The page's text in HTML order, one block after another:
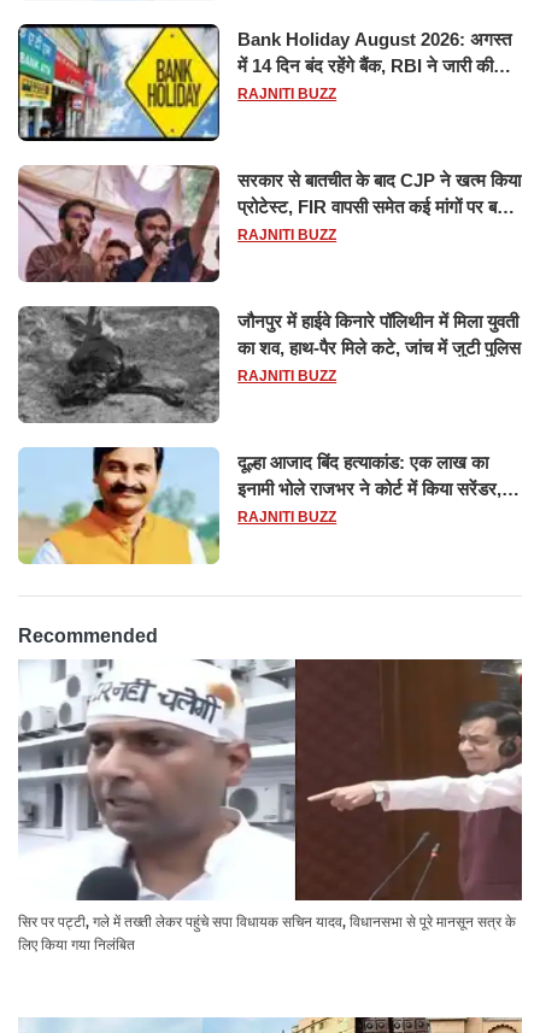
Bank Holiday August 2026: अगस्त
में 14 दिन बंद रहेंगे बैंक, RBI ने जारी की
छुट्टियों की लिस्ट​​​​​​​
RAJNITI BUZZ
सरकार से बातचीत के बाद CJP ने खत्म किया
प्रोटेस्ट, FIR वापसी समेत कई मांगों पर बनी
सहमति
RAJNITI BUZZ
जौनपुर में हाईवे किनारे पॉलिथीन में मिला युवती
का शव, हाथ-पैर मिले कटे, जांच में जुटी पुलिस
RAJNITI BUZZ
दूल्हा आजाद बिंद हत्याकांड: एक लाख का
इनामी भोले राजभर ने कोर्ट में किया सरेंडर,
14 दिन के लिए भेजा गया जेल
RAJNITI BUZZ
Recommended
सिर पर पट्टी, गले में तख्ती लेकर पहुंचे सपा विधायक सचिन यादव, विधानसभा से पूरे मानसून सत्र के
लिए किया गया निलंबित